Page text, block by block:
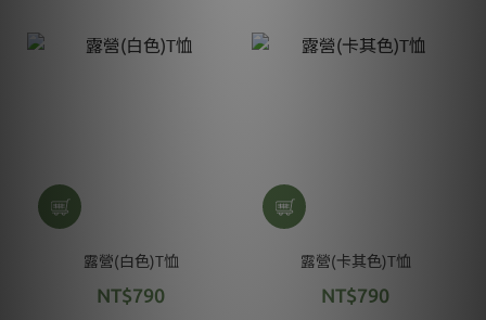
露營(白色)T恤
NT$790
露營(卡其色)T恤
NT$790